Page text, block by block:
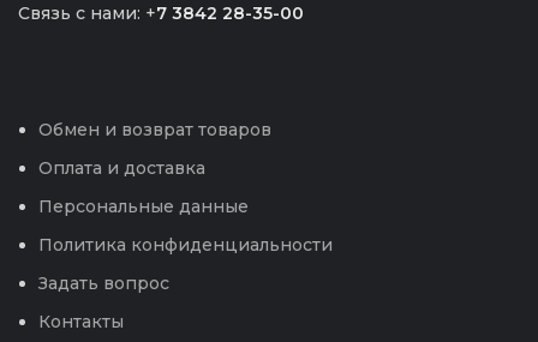
Связь с нами: +7 3842 28-35-00
Обмен и возврат товаров
Оплата и доставка
Персональные данные
Политика конфиденциальности
Задать вопрос
Контакты